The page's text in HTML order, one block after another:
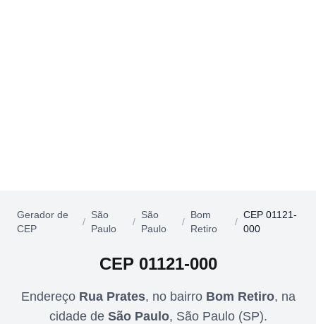
Gerador de
CEP
/
São
Paulo
/
São
Paulo
/
Bom
Retiro
/
CEP 01121-
000
CEP 01121-000
Endereço Rua Prates, no bairro Bom Retiro, na
cidade de São Paulo, São Paulo(SP).